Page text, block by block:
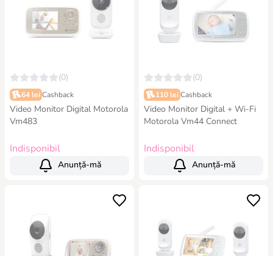
(0)
64 lei Cashback
Video Monitor Digital Motorola
Vm483
Indisponibil
Anunță-mă
(0)
110 lei Cashback
Video Monitor Digital + Wi-Fi
Motorola Vm44 Connect
Indisponibil
Anunță-mă